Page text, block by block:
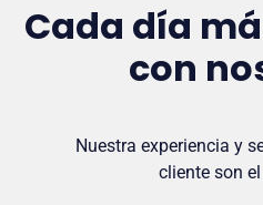
Cada día
con
Nuestra experiencia y
cliente son